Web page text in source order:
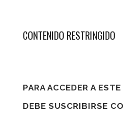
CONTENIDO RESTRINGIDO
PARA ACCEDER A
DEBE SUSCRIBIRSE